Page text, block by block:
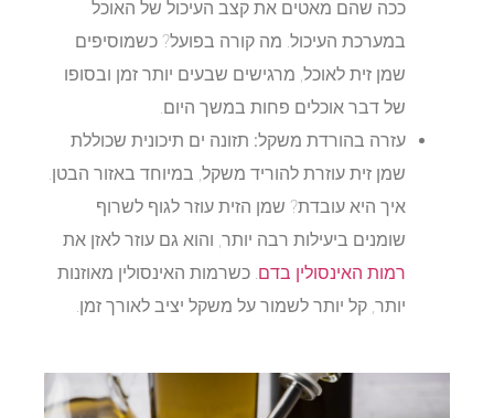
ככה שהם מאטים את קצב העיכול של האוכל
במערכת העיכול. מה קורה בפועל? כשמוסיפים
שמן זית לאוכל, מרגישים שבעים יותר זמן ובסופו
של דבר אוכלים פחות במשך היום.
עזרה בהורדת משקל:תזונה ים תיכונית שכוללת
שמן זית עוזרת להוריד משקל, במיוחד באזור הבטן.
איך היא עובדת? שמן הזית עוזר לגוף לשרוף
שומנים ביעילות רבה יותר, והוא גם עוזר לאזן את
רמות האינסולין בדם. כשרמות האינסולין מאוזנות
יותר, קל יותר לשמור על משקל יציב לאורך זמן.